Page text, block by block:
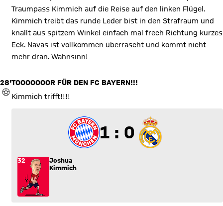
Traumpass Kimmich auf die Reise auf den linken Flügel.
Kimmich treibt das runde Leder bist in den Strafraum und
knallt aus spitzem Winkel einfach mal frech Richtung kurzes
Eck. Navas ist vollkommen überrascht und kommt nicht
mehr dran. Wahnsinn!
28'
TOR
TOOOOOOOR FÜR DEN FC BAYERN!!!
Kimmich trifft!!!!
1 zu 0
1 : 0
32
Joshua
Kimmich